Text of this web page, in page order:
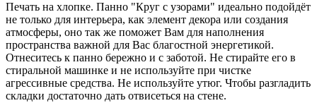
Печать на хлопке. Панно "Круг с узорами" идеально подойдёт
не только для интерьера, как элемент декора или создания
атмосферы, оно так же поможет Вам для наполнения
пространства важной для Вас благостной энергетикой.
Отнеситесь к панно бережно и с заботой. Не стирайте его в
стиральной машинке и не используйте при чистке
агрессивные средства. Не используйте утюг. Чтобы разгладить
складки достаточно дать отвисеться на стене.